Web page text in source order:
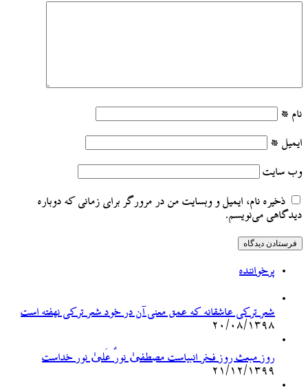
نام *
ایمیل *
وب‌ سایت
ذخیره نام، ایمیل و وبسایت من در مرورگر برای زمانی که دوباره
دیدگاهی می‌نویسم.
پرخواننده
شعر ترکی عاشقانه که عمق معنی آن در خود شعر ترکی نهفته است
۲۰/۰۸/۱۳۹۸
روز مبعث روز فخر انبیاست مصطفیٰ نورٌ عَلیٰ نور خداست
۲۱/۱۲/۱۳۹۹